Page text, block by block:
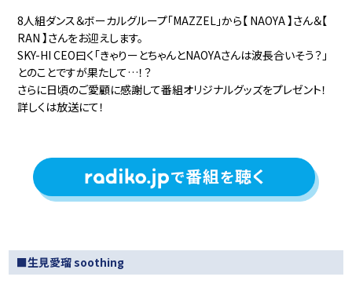
8人組ダンス＆ボーカルグループ「MAZZEL」から【 NAOYA 】さん＆【
RAN 】さんをお迎えします。
SKY-HI CEO曰く「きゃりーとちゃんとNAOYAさんは波長合いそう？」
とのことですが果たして…！？
さらに日頃のご愛顧に感謝して番組オリジナルグッズをプレゼント！
詳しくは放送にて！
■生見愛瑠 soothing